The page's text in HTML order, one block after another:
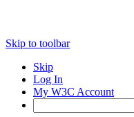
Skip to toolbar
Skip
Log In
My W3C Account